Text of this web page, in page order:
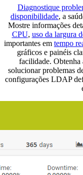
Diagnostique
disponibilidade, a
Mostre informações
CPU, uso da largura
importantes em tempo
gráficos e painéis
facilidade. Obtenha
solucionar problemas
configurações LDAP